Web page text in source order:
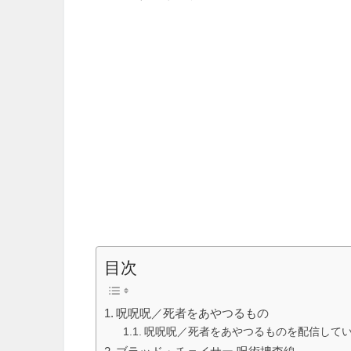
目次
呪呪呪／死者をあやつるもの
呪呪呪／死者をあやつるものを配信して